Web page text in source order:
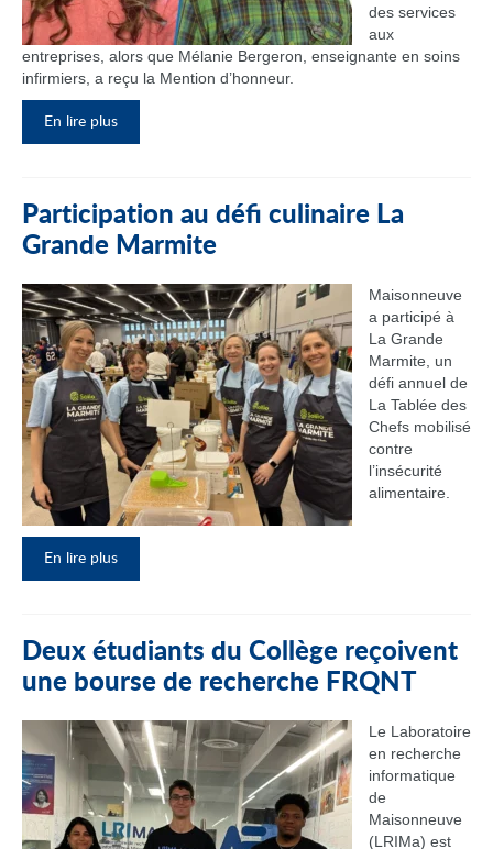
des services
aux
entreprises, alors que Mélanie Bergeron, enseignante en soins
infirmiers, a reçu la Mention d’honneur.
En lire plus
Participation au défi culinaire La
Grande Marmite
Maisonneuve
a participé à
La Grande
Marmite, un
défi annuel de
La Tablée des
Chefs mobilisé
contre
l’insécurité
alimentaire.
En lire plus
Deux étudiants du Collège reçoivent
une bourse de recherche FRQNT
Le Laboratoire
en recherche
informatique
de
Maisonneuve
(LRIMa) est